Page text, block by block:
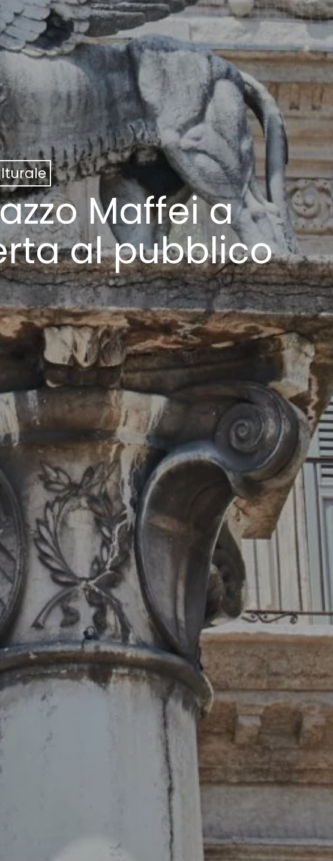
Maffei a
al pubblico